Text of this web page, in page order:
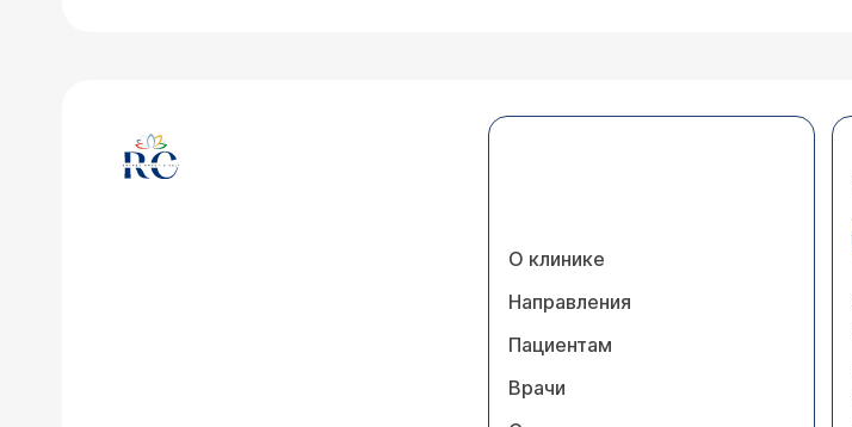
О клинике
Направления
Пациентам
Врачи